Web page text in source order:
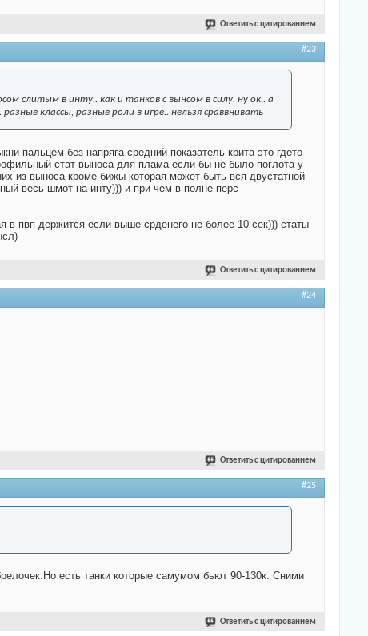
Ответить с цитированием
#23
слитым в инту.. как и танков с вынсом в силу. ну ок.. а
классы, разные роли в игре.. нельзя сраввнивать
пальцем без напряга средний показатель крита это гдето
стат выноса для плама если бы не было поглота у
из выноса кроме бижы которая может быть вся двустатной
весь шмот на инту))) и при чем в полне перс
в пвп держится если выше срденего не более 10 сек))) статы
Ответить с цитированием
#24
Ответить с цитированием
#25
есть танки которые самумом бьют 90-130к. Сними
Ответить с цитированием